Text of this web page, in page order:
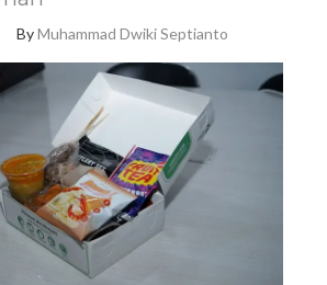
ByMuhammad Dwiki Septianto